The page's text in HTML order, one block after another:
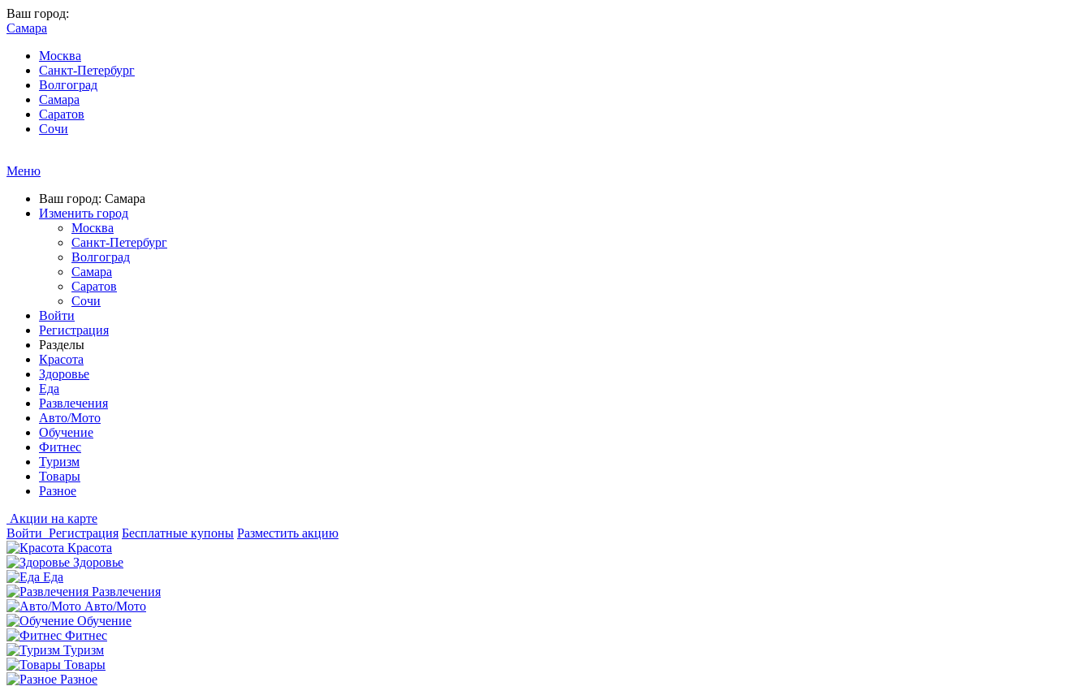
Ваш город:
Самара
Москва
Санкт-Петербург
Волгоград
Самара
Саратов
Сочи
Меню
Ваш город: Самара
Изменить город
Москва
Санкт-Петербург
Волгоград
Самара
Саратов
Сочи
Войти
Регистрация
Разделы
Красота
Здоровье
Еда
Развлечения
Авто/Мото
Обучение
Фитнес
Туризм
Товары
Разное
Акции на карте
Войти Регистрация Бесплатные купоны Разместить акцию
Красота
Здоровье
Еда
Развлечения
Авто/Мото
Обучение
Фитнес
Туризм
Товары
Разное